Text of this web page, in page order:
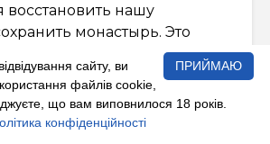
нашу
монастырь. Это
первую и
ПРИЙМАЮ
сайту, ви
файлів cookie,
що вам виповнилося 18 років.
конфіденційності